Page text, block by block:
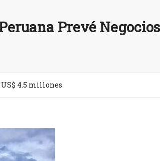
Prevé
4.5 millones